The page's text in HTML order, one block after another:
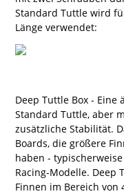
Standard Tuttle wird
Länge verwendet:
Deep Tuttle Box -
Standard Tuttle, aber
zusätzliche Stabilität.
Boards, die größere
haben -
Racing-Modelle.
Finnen im Bereich von